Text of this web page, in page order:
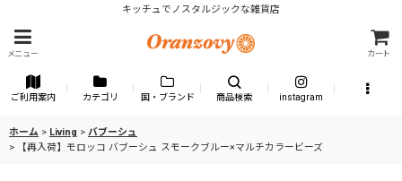
キッチュでノスタルジックな雑貨店
メニュー カート
ご利用案内 カテゴリ 国・ブランド 商品検索 instagram
ホーム > Living > バブーシュ
>
【再入荷】モロッコ バブーシュ スモークブルー×マルチカラービーズ